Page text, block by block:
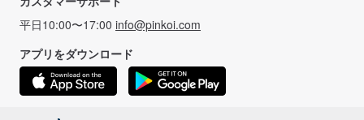
平日10:00〜17:00 info@pinkoi.com
アプリをダウンロード